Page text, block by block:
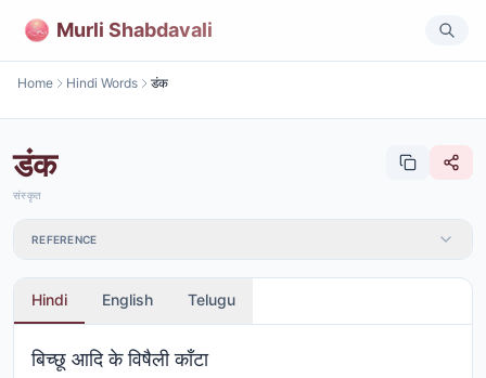
Murli Shabdavali
Home Hindi Words डंक
डंक
संस्कृत
REFERENCE
Hindi English Telugu
बिच्छू आदि के विषैली काँटा